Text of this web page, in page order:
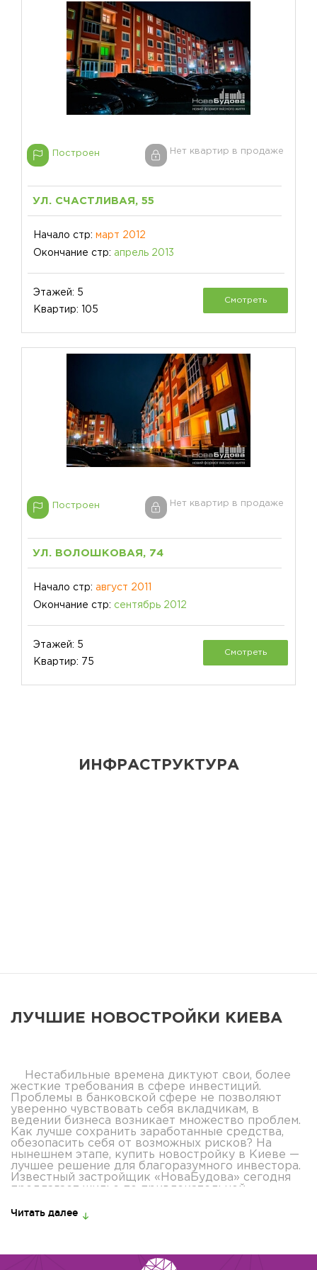
ЛУЧШИЕ НОВОСТРОЙКИ КИЕВА
Нестабильные времена диктуют свои, более
жесткие требования в сфере инвестиций.
Проблемы в банковской сфере не позволяют
уверенно чувствовать себя вкладчикам, в
ведении бизнеса возникает множество проблем.
Как лучше сохранить заработанные средства,
обезопасить себя от возможных рисков? На
нынешнем этапе, купить новостройку в Киеве —
лучшее решение для благоразумного инвестора.
Известный застройщик «НоваБудова» сегодня
предлагает жилье по привлекательной
потенциальный покупатель найдет для себя
достойный вариант, в зависимости от
ВРЕМЯ ЛИ КУПИТЬ НОВОСТРОЙ - ОСНОВНЫЕ
ТЕНДЕНЦИИ РЫНКА
Читать далее
Построен Нет квартир в продаже
УЛ. СЧАСТЛИВАЯ, 55
Начало стр: март 2012
Окончание стр: апрель 2013
Этажей: 5
Квартир: 105
Смотреть
Построен Нет квартир в продаже
УЛ. ВОЛОШКОВАЯ, 74
Начало стр: август 2011
Окончание стр: сентябрь 2012
Этажей: 5
Квартир: 75
Смотреть
ИНФРАСТРУКТУРА